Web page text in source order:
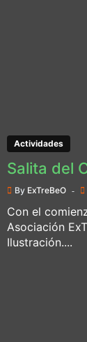
Actividades
Salita del
By ExTreBeO
Con el
Asociación
Ilustración....